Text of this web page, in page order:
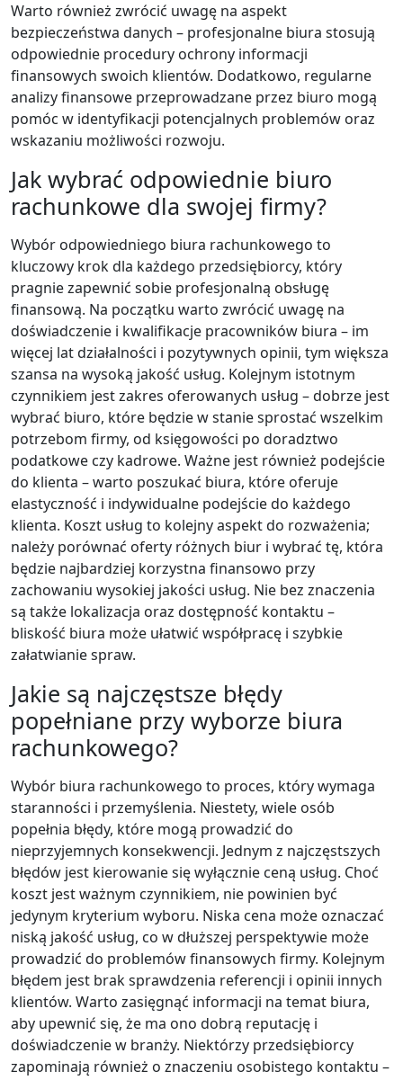
Warto również zwrócić uwagę na aspekt
bezpieczeństwa danych – profesjonalne biura stosują
odpowiednie procedury ochrony informacji
finansowych swoich klientów. Dodatkowo, regularne
analizy finansowe przeprowadzane przez biuro mogą
pomóc w identyfikacji potencjalnych problemów oraz
wskazaniu możliwości rozwoju.
Jak wybrać odpowiednie biuro
rachunkowe dla swojej firmy?
Wybór odpowiedniego biura rachunkowego to
kluczowy krok dla każdego przedsiębiorcy, który
pragnie zapewnić sobie profesjonalną obsługę
finansową. Na początku warto zwrócić uwagę na
doświadczenie i kwalifikacje pracowników biura – im
więcej lat działalności i pozytywnych opinii, tym większa
szansa na wysoką jakość usług. Kolejnym istotnym
czynnikiem jest zakres oferowanych usług – dobrze jest
wybrać biuro, które będzie w stanie sprostać wszelkim
potrzebom firmy, od księgowości po doradztwo
podatkowe czy kadrowe. Ważne jest również podejście
do klienta – warto poszukać biura, które oferuje
elastyczność i indywidualne podejście do każdego
klienta. Koszt usług to kolejny aspekt do rozważenia;
należy porównać oferty różnych biur i wybrać tę, która
będzie najbardziej korzystna finansowo przy
zachowaniu wysokiej jakości usług. Nie bez znaczenia
są także lokalizacja oraz dostępność kontaktu –
bliskość biura może ułatwić współpracę i szybkie
załatwianie spraw.
Jakie są najczęstsze błędy
popełniane przy wyborze biura
rachunkowego?
Wybór biura rachunkowego to proces, który wymaga
staranności i przemyślenia. Niestety, wiele osób
popełnia błędy, które mogą prowadzić do
nieprzyjemnych konsekwencji. Jednym z najczęstszych
błędów jest kierowanie się wyłącznie ceną usług. Choć
koszt jest ważnym czynnikiem, nie powinien być
jedynym kryterium wyboru. Niska cena może oznaczać
niską jakość usług, co w dłuższej perspektywie może
prowadzić do problemów finansowych firmy. Kolejnym
błędem jest brak sprawdzenia referencji i opinii innych
klientów. Warto zasięgnąć informacji na temat biura,
aby upewnić się, że ma ono dobrą reputację i
doświadczenie w branży. Niektórzy przedsiębiorcy
zapominają również o znaczeniu osobistego kontaktu –